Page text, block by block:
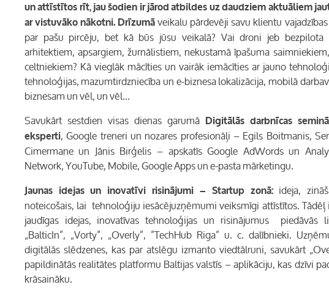
un attīstītos rīt, jau šodien ir jārod atbildes uz daudziem aktuāliem
ar vistuvāko nākotni. Drīzumāveikalu pārdevēji savu klientu
par pašu pircēju, bet kā būs jūsu veikalā? Vai droni jeb
arhitektiem, apsargiem, žurnālistiem, nekustamā īpašuma
celtniekiem? Kā vieglāk mācīties un vairāk iemācīties ar jauno
tehnoloģijas, mazumtirdzniecība un e-biznesa lokalizācija, mobilā
biznesam un vēl, un vēl...
Savukārt sestdien visas dienas garumā Digitālās darbnīcas
eksperti,Googletreneri un nozares profesionāļi – Egils Boitmanis,
Cimermane un Jānis Birģelis – apskatīsGoogle AdWordsun
Network, YouTube, Mobile, Google Appsun e-pasta mārketingu.
Jaunas idejas un inovatīvi risinājumi – Startupzonā: ideja,
noteicošais, lai tehnoloģiju iesācējuzņēmumi veiksmīgi attīstītos. Tādēļ
jaudīgas idejas, inovatīvas tehnoloģijas un risinājumus piedāvās
„BalticIn”, „Vorty”, „Overly”, ”TechHub Riga” u. c. dalībnieki.
digitālās slēdzenes, kas par atslēgu izmanto viedtālruni, savukārt
papildinātās realitātes platformu Baltijas valstīs – aplikāciju, kas dzīvi
krāsaināku.